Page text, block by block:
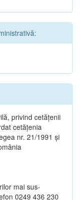
privind cetățenii
cetățenia
nr. 21/1991 și
mai sus-
0249 436 230